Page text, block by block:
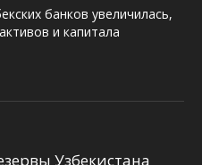
банков увеличилась,
и капитала
Узбекистана